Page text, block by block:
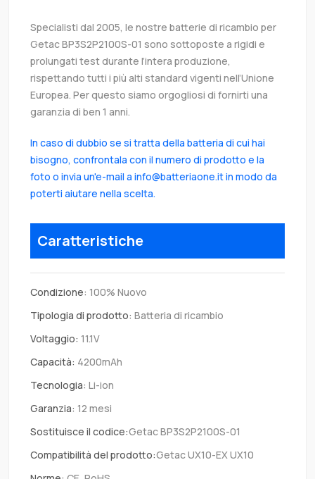
Specialisti dal 2005, le nostre batterie di ricambio per
Getac BP3S2P2100S-01 sono sottoposte a rigidi e
prolungati test durante l’intera produzione,
rispettando tutti i più alti standard vigenti nell’Unione
Europea. Per questo siamo orgogliosi di fornirti una
garanzia di ben 1 anni.
In caso di dubbio se si tratta della batteria di cui hai
bisogno, confrontala con il numero di prodotto e la
foto o invia un'e-mail a info@batteriaone.it in modo da
poterti aiutare nella scelta.
Caratteristiche
Condizione: 100% Nuovo
Tipologia di prodotto: Batteria di ricambio
Voltaggio: 11.1V
Capacità: 4200mAh
Tecnologia: Li-ion
Garanzia: 12 mesi
Sostituisce il codice:Getac BP3S2P2100S-01
Compatibilità del prodotto:Getac UX10-EX UX10